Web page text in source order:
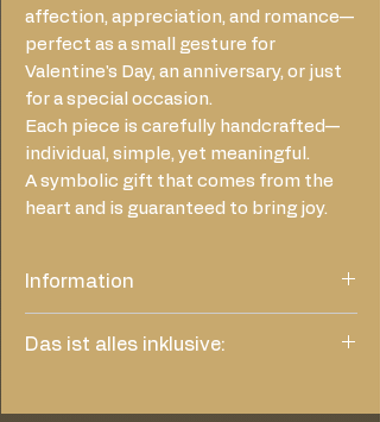
affection, appreciation, and romance—
perfect as a small gesture for
Valentine's Day, an anniversary, or just
for a special occasion.
Each piece is carefully handcrafted—
individual, simple, yet meaningful.
A symbolic gift that comes from the
heart and is guaranteed to bring joy.
Information
lediglich als ungefähres Beispiel. Abhängig
Das ist alles inklusive:
neutraler-weisser Karte